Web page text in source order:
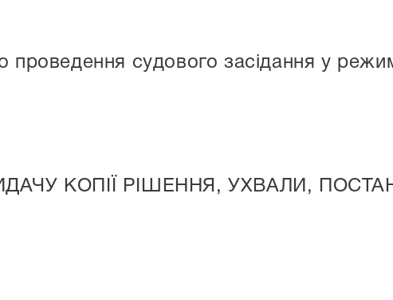
проведення судового засідання у
КОПІЇ РІШЕННЯ, УХВАЛИ,